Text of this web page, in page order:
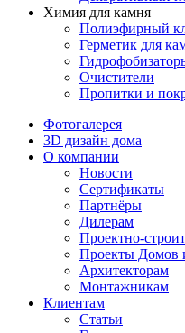
Химия для камня
Полиэфирный
Герметик для
Очистители
Пропитки и
Фотогалерея
3D дизайн дома
О компании
Новости
Сертификаты
Партнёры
Дилерам
Проектно-
Проекты Домов
Архитекторам
Монтажникам
Клиентам
Статьи